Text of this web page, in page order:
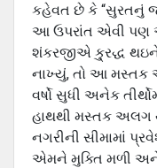
કહેવત છે કે “સુરતનું
આ ઉપરાંત એવી પણ
શંકરજીએ કુ્રદ્ધ થઇને
નાખ્યું, તો આ મસ્તક
વર્ષો સુધી અનેક
હાથથી મસ્તક અલગ
નગરીની સીમામાં
એમને મુક્તિ મળી